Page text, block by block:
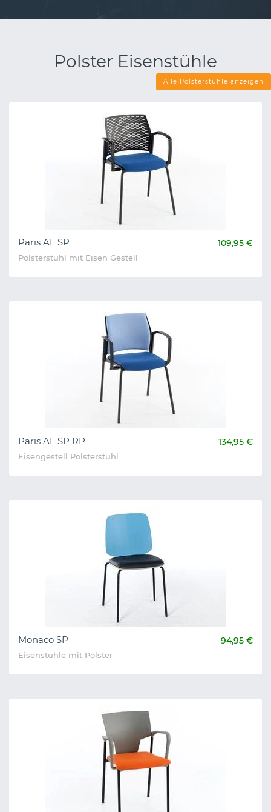
Polster Eisenstühle
Alle Polsterstühle anzeigen
Paris AL SP 109,95 €
Polsterstuhl mit Eisen Gestell
Paris AL SP RP 134,95 €
Eisengestell Polsterstuhl
Monaco SP 94,95 €
Eisenstühle mit Polster